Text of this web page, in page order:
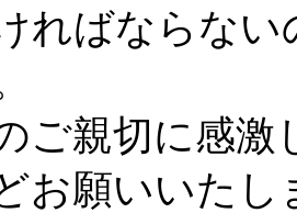
ればならな
ご親切に感
お願いいたし